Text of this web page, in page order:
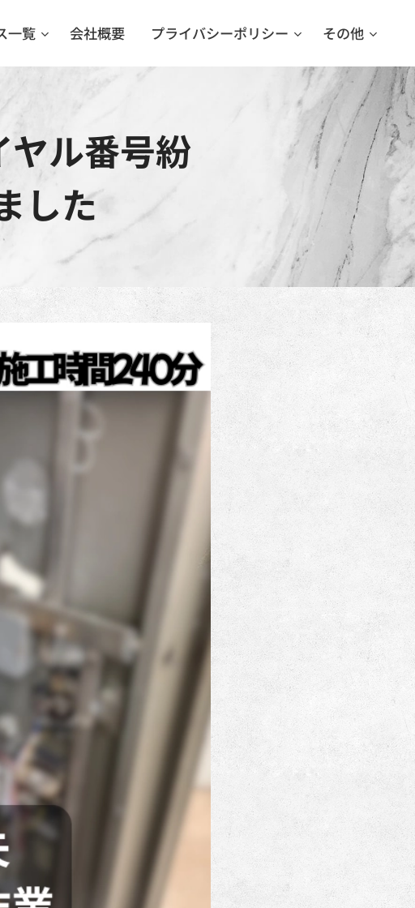
一覧 会社概要 プライバシーポリシー その他
ヤル番号紛
した🔑